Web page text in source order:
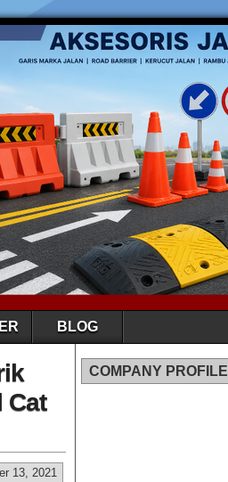
BLOG
Cat
13, 2021
COMPANY PROFILE